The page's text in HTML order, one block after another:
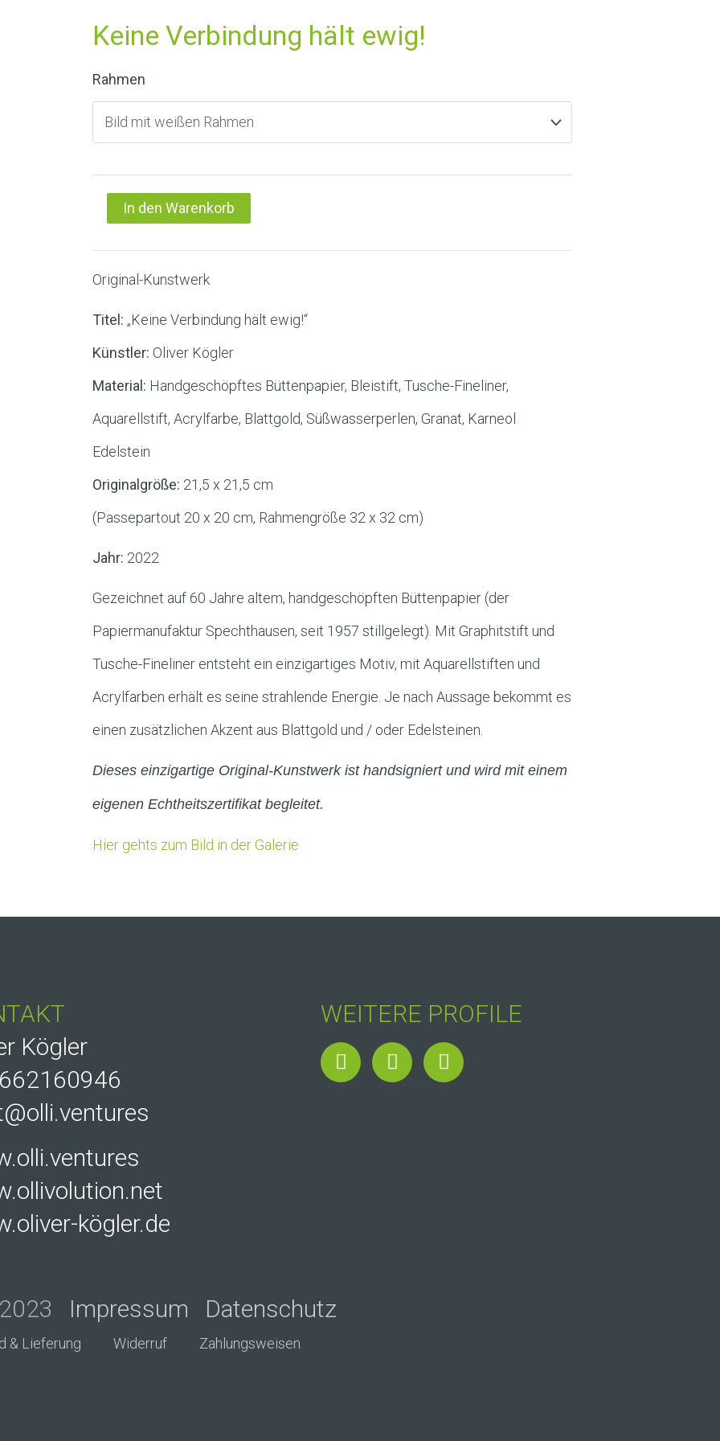
Keine Verbindung hält ewig!
Rahmen
In den Warenkorb
Original-Kunstwerk
Titel: „Keine Verbindung hält ewig!“
Künstler: Oliver Kögler
Material: Handgeschöpftes Büttenpapier, Bleistift, Tusche-Fineliner,
Aquarellstift, Acrylfarbe, Blattgold, Süßwasserperlen, Granat, Karneol
Edelstein
Originalgröße: 21,5 x 21,5 cm
(Passepartout 20 x 20 cm, Rahmengröße 32 x 32 cm)
Jahr: 2022
Gezeichnet auf 60 Jahre altem, handgeschöpften Büttenpapier (der
Papiermanufaktur Spechthausen, seit 1957 stillgelegt). Mit Graphitstift und
Tusche-Fineliner entsteht ein einzigartiges Motiv, mit Aquarellstiften und
Acrylfarben erhält es seine strahlende Energie. Je nach Aussage bekommt es
einen zusätzlichen Akzent aus Blattgold und / oder Edelsteinen.
Dieses einzigartige Original-Kunstwerk ist handsigniert und wird mit einem
eigenen Echtheitszertifikat begleitet.
Hier gehts zum Bild in der Galerie
Kögler
kögler.de
WEITERE PROFILE
Impressum Datenschutz
& Lieferung Widerruf Zahlungsweisen